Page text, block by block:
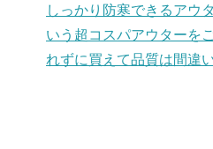
しっかり防寒できるアウ
いう超コスパアウターを
れずに買えて品質は間違